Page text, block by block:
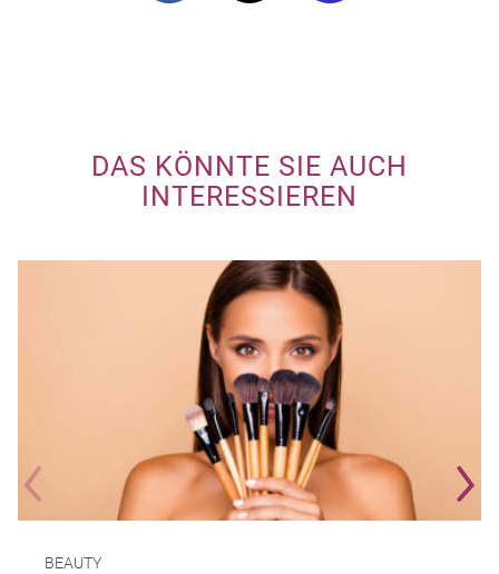
DAS KÖNNTE SIE AUCH
INTERESSIEREN
BEAUTY